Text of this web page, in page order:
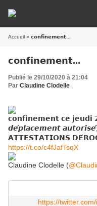
Accueil » 𝗰𝗼𝗻𝗳𝗶𝗻𝗲𝗺𝗲𝗻𝘁...
𝗰𝗼𝗻𝗳𝗶𝗻𝗲𝗺𝗲𝗻𝘁...
Publié le 29/10/2020 à 21:04
Par Claudine Clodelle
𝗰𝗼𝗻𝗳𝗶𝗻𝗲𝗺𝗲𝗻𝘁 𝗰𝗲
𝙙𝙚́𝙥𝙡𝙖𝙘𝙚𝙢𝙚𝙣𝙩
𝗔𝗧𝗧𝗘𝗦𝗧𝗔𝗧𝗜𝗢𝗡𝗦
https://t.co/c4fJafTsqX
Claudine Clodelle (
https://